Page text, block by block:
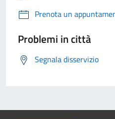
Prenota un
Problemi in città
Segnala disservizio